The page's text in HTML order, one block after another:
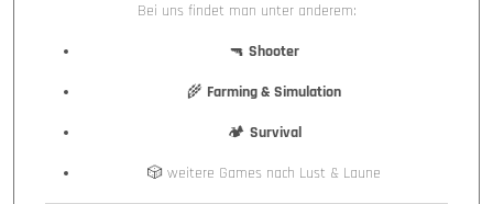
Bei uns findet man unter anderem:
🔫 Shooter
🌾 Farming & Simulation
🏕️ Survival
🎲 weitere Games nach Lust & Laune